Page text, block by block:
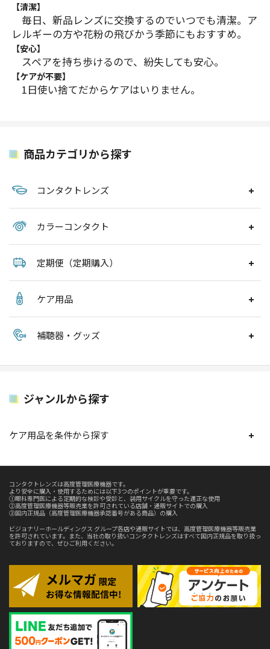
【清潔】
毎日、新品レンズに交換するのでいつでも清潔。ア
レルギーの方や花粉の飛びかう季節にもおすすめ。
【安心】
スペアを持ち歩けるので、紛失しても安心。
【ケアが不要】
1日使い捨てだからケアはいりません。
商品カテゴリから探す
コンタクトレンズ
カラーコンタクト
定期便（定期購入）
ケア用品
補聴器・グッズ
ジャンルから探す
ケア用品を条件から探す
コンタクトレンズは高度管理医療機器です。
より安全に購入・使用するためには以下3つのポイントが重要です。
①眼科専門医による定期的な検診や受診と、装用サイクルを守った適正な使用
②高度管理医療機器等販売業を許可されている店舗・通販サイトでの購入
③国内正規品（高度管理医療機器承認番号がある商品）の購入
ビジョナリーホールディングス グループ各店や通販サイトでは、高度管理医療機器等販売業
を許可されています。また、当社の取り扱いコンタクトレンズはすべて国内正規品を取り扱っ
ておりますので、ぜひご利用ください。